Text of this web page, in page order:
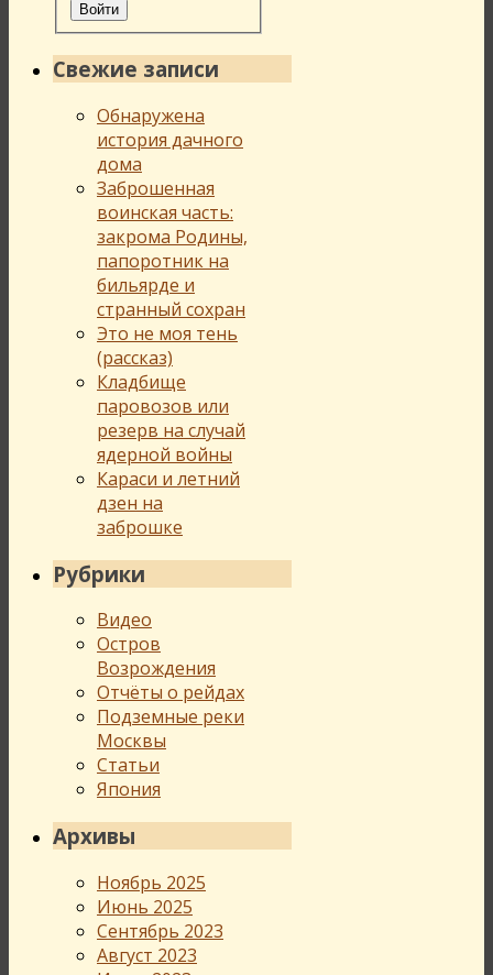
Войти
Свежие записи
Обнаружена
история дачного
дома
Заброшенная
воинская часть:
закрома Родины,
папоротник на
бильярде и
странный сохран
Это не моя тень
(рассказ)
Кладбище
паровозов или
резерв на случай
ядерной войны
Караси и летний
дзен на
заброшке
Рубрики
Видео
Остров
Возрождения
Отчёты о рейдах
Подземные реки
Москвы
Статьи
Япония
Архивы
Ноябрь 2025
Июнь 2025
Сентябрь 2023
Август 2023